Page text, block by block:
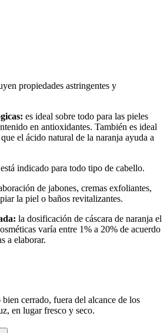
propiedades astringentes y
es ideal sobre todo para las pieles
en antioxidantes. También es ideal
el ácido natural de la naranja ayuda a
está indicado para todo tipo de cabello.
de jabones, cremas exfoliantes,
la piel o baños revitalizantes.
la dosificación de cáscara de naranja el
varía entre 1% a 20% de acuerdo
a elaborar.
cerrado, fuera del alcance de los
en lugar fresco y seco.